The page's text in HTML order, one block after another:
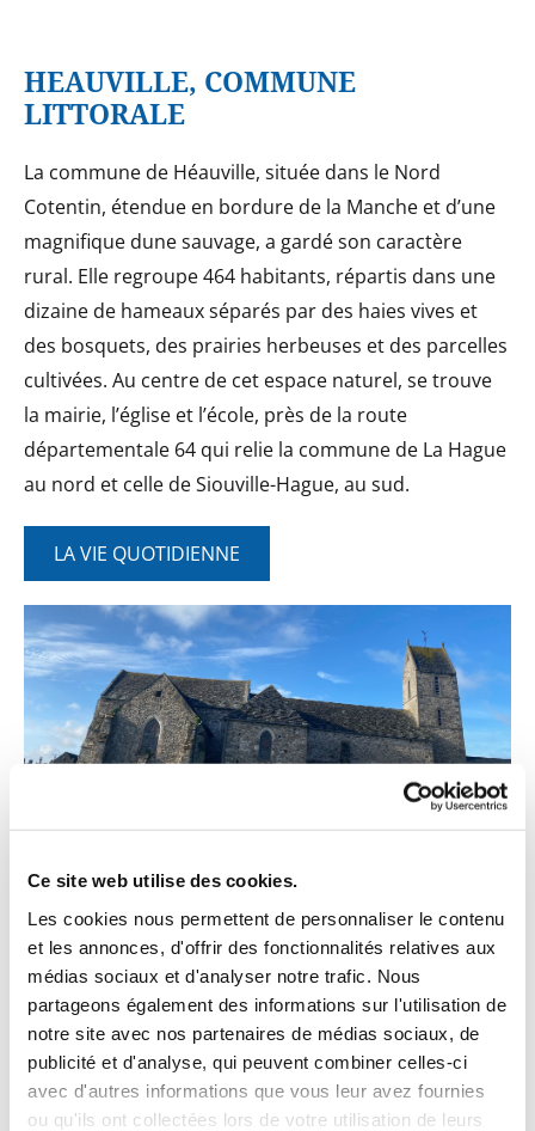
Ce site web utilise des cookies.
Les cookies nous permettent de personnaliser le contenu
et les annonces, d'offrir des fonctionnalités relatives aux
médias sociaux et d'analyser notre trafic. Nous
partageons également des informations sur l'utilisation de
notre site avec nos partenaires de médias sociaux, de
publicité et d'analyse, qui peuvent combiner celles-ci
avec d'autres informations que vous leur avez fournies
ou qu'ils ont collectées lors de votre utilisation de leurs
HEAUVILLE, COMMUNE
LITTORALE
La commune de Héauville, située dans le Nord
Cotentin, étendue en bordure de la Manche et d’une
magnifique dune sauvage, a gardé son caractère
rural. Elle regroupe 464 habitants, répartis dans une
dizaine de hameaux séparés par des haies vives et
des bosquets, des prairies herbeuses et des parcelles
cultivées. Au centre de cet espace naturel, se trouve
la mairie, l’église et l’école, près de la route
départementale 64 qui relie la commune de La Hague
au nord et celle de Siouville-Hague, au sud.
LA VIE QUOTIDIENNE